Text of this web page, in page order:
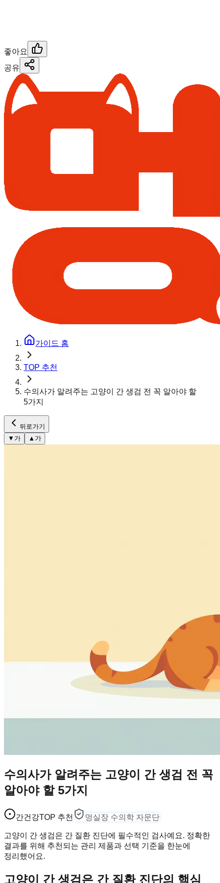
좋아요
공유
가이드 홈
TOP 추천
수의사가 알려주는 고양이 간 생검 전 꼭 알아야 할
5가지
뒤로가기
▼ 가 ▲ 가
수의사가 알려주는 고양이 간 생검 전 꼭
알아야 할 5가지
간건강TOP 추천 멍실장 수의학 자문단
고양이 간 생검은 간 질환 진단에 필수적인 검사예요. 정확한
결과를 위해 추천되는 관리 제품과 선택 기준을 한눈에
정리했어요.
고양이 간 생검은 간 질환 진단의 핵심